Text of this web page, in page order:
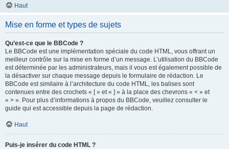
Haut
Mise en forme et types de sujets
Qu’est-ce que le BBCode ?
Le BBCode est une implémentation spéciale du code HTML, vous offrant un
meilleur contrôle sur la mise en forme d’un message. L’utilisation du BBCode
est déterminée par les administrateurs, mais il vous est également possible de
la désactiver sur chaque message depuis le formulaire de rédaction. Le
BBCode est similaire à l’architecture du code HTML, les balises sont
contenues entre des crochets « [ » et « ] » à la place des chevrons « < » et
« > ». Pour plus d’informations à propos du BBCode, veuillez consulter le
guide qui est accessible depuis la page de rédaction.
Haut
Puis-je insérer du code HTML ?